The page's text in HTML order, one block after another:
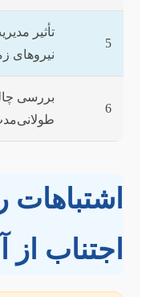
5
تأثیر
نیروهای
6
بررسی
اشتباهات
اجتناب از